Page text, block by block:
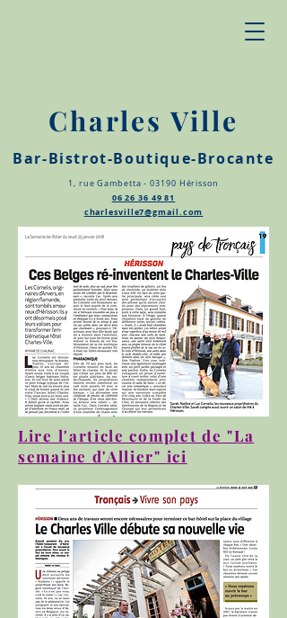
1, rue Gambetta - 03190 Hérisson
06 26 36 49 81
charlesville7@gmail.com
Charles Ville
Bar-Bistrot-Boutique-Brocante
Lire l'article complet de "La
semaine d'Allier" ici